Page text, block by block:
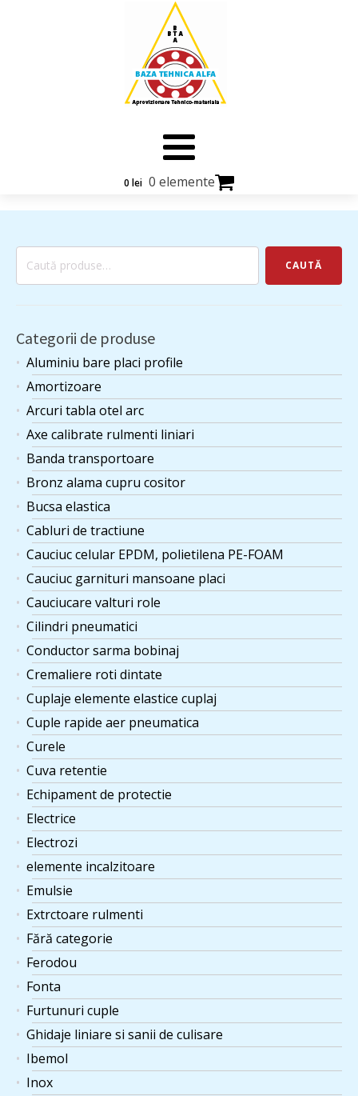
0 lei 0 elemente
Caută
CAUTĂ
Categorii de produse
Aluminiu bare placi profile
Amortizoare
Arcuri tabla otel arc
Axe calibrate rulmenti liniari
Banda transportoare
Bronz alama cupru cositor
Bucsa elastica
Cabluri de tractiune
Cauciuc celular EPDM, polietilena PE-FOAM
Cauciuc garnituri mansoane placi
Cauciucare valturi role
Cilindri pneumatici
Conductor sarma bobinaj
Cremaliere roti dintate
Cuplaje elemente elastice cuplaj
Cuple rapide aer pneumatica
Curele
Cuva retentie
Echipament de protectie
Electrice
Electrozi
elemente incalzitoare
Emulsie
Extrctoare rulmenti
Fără categorie
Ferodou
Fonta
Furtunuri cuple
Ghidaje liniare si sanii de culisare
Ibemol
Inox